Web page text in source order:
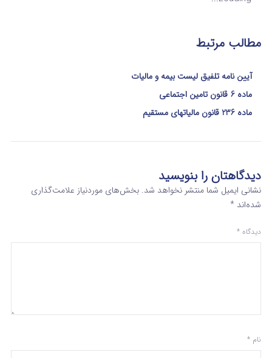
مطالب مرتبط
آیین نامه تلفیق لیست بیمه و مالیات
ماده 6 قانون تامین اجتماعی
ماده 236 قانون مالیاتهای مستقیم
دیدگاهتان را بنویسید
نشانی ایمیل شما منتشر نخواهد شد. بخش‌های موردنیاز علامت‌گذاری
شده‌اند *
دیدگاه *
نام *